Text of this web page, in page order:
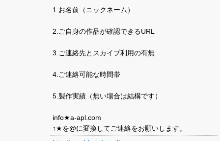
1.お名前（ニックネーム）
2.ご自身の作品が確認できるURL
3.ご連絡先とスカイプ利用の有無
4.ご連絡可能な時間帯
5.製作実績（無い場合は結構です）
info★a-apl.com
↑★を@に変換してご連絡をお願いします。